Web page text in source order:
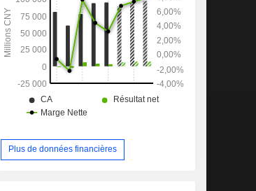
Plus de données financières